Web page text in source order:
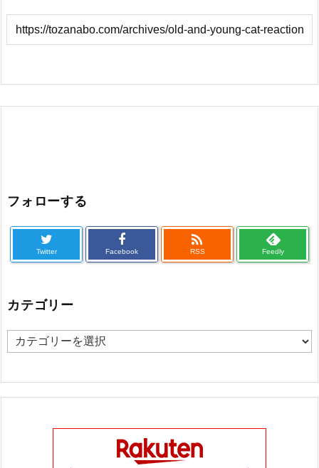
フォローする
Twitter Facebook

RSS Feedly
カテゴリー
カ
ゴ